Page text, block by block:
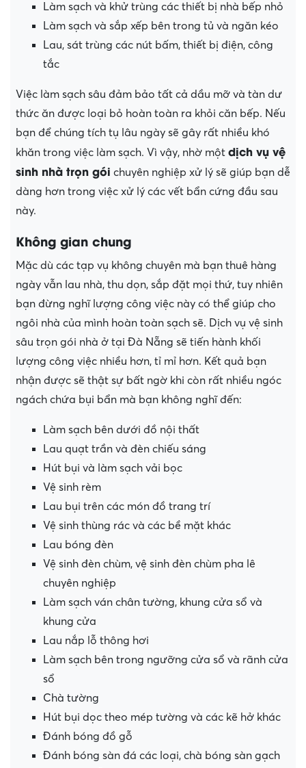
Làm sạch và khử trùng các thiết bị nhà bếp nhỏ
Làm sạch và sắp xếp bên trong tủ và ngăn kéo
Lau, sát trùng các nút bấm, thiết bị điện, công
tắc
Việc làm sạch sâu đảm bảo tất cả dầu mỡ và tàn dư
thức ăn được loại bỏ hoàn toàn ra khỏi căn bếp. Nếu
bạn để chúng tích tụ lâu ngày sẽ gây rất nhiều khó
khăn trong việc làm sạch. Vì vậy, nhờ một dịch vụ vệ
sinh nhà trọn gói chuyên nghiệp xử lý sẽ giúp bạn dễ
dàng hơn trong việc xử lý các vết bẩn cứng đầu sau
này.
Không gian chung
Mặc dù các tạp vụ không chuyên mà bạn thuê hàng
ngày vẫn lau nhà, thu dọn, sắp đặt mọi thứ, tuy nhiên
bạn đừng nghĩ lượng công việc này có thể giúp cho
ngôi nhà của mình hoàn toàn sạch sẽ. Dịch vụ vệ sinh
sâu trọn gói nhà ở tại Đà Nẵng sẽ tiến hành khối
lượng công việc nhiều hơn, tỉ mỉ hơn. Kết quả bạn
nhận được sẽ thật sự bất ngờ khi còn rất nhiều ngóc
ngách chứa bụi bẩn mà bạn không nghĩ đến:
Làm sạch bên dưới đồ nội thất
Lau quạt trần và đèn chiếu sáng
Hút bụi và làm sạch vải bọc
Vệ sinh rèm
Lau bụi trên các món đồ trang trí
Vệ sinh thùng rác và các bề mặt khác
Lau bóng đèn
Vệ sinh đèn chùm, vệ sinh đèn chùm pha lê
chuyên nghiệp
Làm sạch ván chân tường, khung cửa sổ và
khung cửa
Lau nắp lỗ thông hơi
Làm sạch bên trong ngưỡng cửa sổ và rãnh cửa
sổ
Chà tường
Hút bụi dọc theo mép tường và các kẽ hở khác
Đánh bóng đồ gỗ
Đánh bóng sàn đá các loại, chà bóng sàn gạch